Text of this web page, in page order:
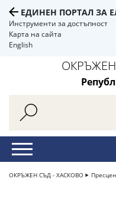
ЕДИНЕН ПОРТАЛ ЗА
Инструменти за достъпност
Карта на сайта
English
ОКРЪЖЕН СЪД - ХАСКОВО